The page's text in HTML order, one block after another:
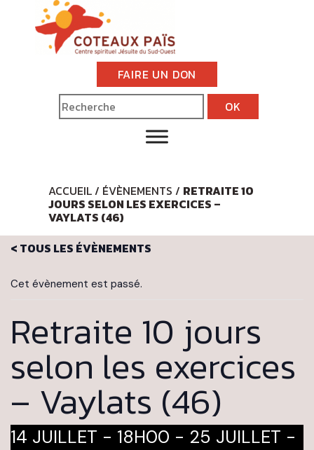
FAIRE UN DON
ACCUEIL/ ÉVÈNEMENTS / RETRAITE 10
JOURS SELON LES EXERCICES –
VAYLATS (46)
< TOUS LES ÉVÈNEMENTS
Cet évènement est passé.
Retraite 10 jours
selon les exercices
– Vaylats (46)
14 JUILLET - 18H00 - 25 JUILLET -